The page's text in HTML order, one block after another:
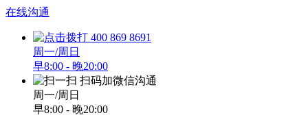
在线沟通
400 869 8691
周一/周日
早8:00 - 晚20:00
扫码加微信沟通
周一/周日
早8:00 - 晚20:00